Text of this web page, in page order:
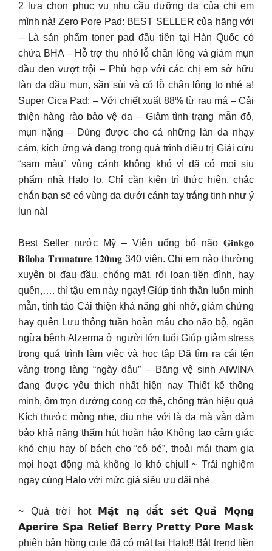
2 lựa chọn phục vụ nhu cầu dưỡng da của chị em
mình nà! Zero Pore Pad: BEST SELLER của hãng với
– Là sản phẩm toner pad đầu tiên tại Hàn Quốc có
chứa BHA – Hỗ trợ thu nhỏ lỗ chân lông và giảm mụn
đầu đen vượt trội – Phù hợp với các chị em sở hữu
làn da dầu mụn, sần sùi và có lỗ chân lông to nhé ạ!
Super Cica Pad: – Với chiết xuất 88% từ rau má – Cải
thiện hàng rào bảo vệ da – Giảm tình trạng mẫn đỏ,
mụn nặng – Dùng được cho cả những làn da nhạy
cảm, kích ứng và đang trong quá trình điều trị Giải cứu
“sạm màu” vùng cánh không khó vì đã có mọi siu
phẩm nhà Halo lo. Chỉ cần kiên trì thức hiện, chắc
chắn bạn sẽ có vùng da dưới cánh tay trắng tinh như ý
lun nà!
Best Seller nước Mỹ – Viên uống bổ não 𝐆𝐢𝐧𝐤𝐠𝐨
𝐁𝐢𝐥𝐨𝐛𝐚 𝐓𝐫𝐮𝐧𝐚𝐭𝐮𝐫𝐞 𝟏𝟐𝟎𝐦𝐠 340 viên. Chị em nào thường
xuyên bị đau đầu, chóng mặt, rối loạn tiền đình, hay
quên,…. thì tậu em này ngay! Giúp tinh thần luôn minh
mẫn, tỉnh táo Cải thiện khả năng ghi nhớ, giảm chứng
hay quên Lưu thông tuần hoàn máu cho não bộ, ngăn
ngừa bệnh Alzerma ở người lớn tuổi Giúp giảm stress
trong quá trình làm việc và học tập Đã tìm ra cái tên
vàng trong làng “ngày dâu” – Băng vệ sinh AIWINA
đang được yêu thích nhất hiện nay Thiết kế thông
minh, ôm trọn đường cong cơ thê, chống tràn hiệu quả
Kích thước mỏng nhẹ, dịu nhẹ với là da mà vẫn đảm
bảo khả năng thấm hút hoàn hảo Không tạo cảm giác
khó chịu hay bí bách cho “cô bé”, thoải mái tham gia
mọi hoạt động mà không lo khó chịu!! ~ Trải nghiệm
ngay cùng Halo với mức giá siêu ưu đãi nhé
~ Quá trời hot 𝗠𝗮̣̆𝘁 𝗻𝗮̣ đ𝗮̂́𝘁 𝘀𝗲́𝘁 𝗤𝘂𝗮̉ 𝗠𝗼̣𝗻𝗴
𝗔𝗽𝗲𝗿𝗶𝗿𝗲 𝗦𝗽𝗮 𝗥𝗲𝗹𝗶𝗲𝗳 𝗕𝗲𝗿𝗿𝘆 𝗣𝗿𝗲𝘁𝘁𝘆 𝗣𝗼𝗿𝗲 𝗠𝗮𝘀𝗸
phiên bản hồng cute đã có mặt tại Halo!! Bắt trend liền